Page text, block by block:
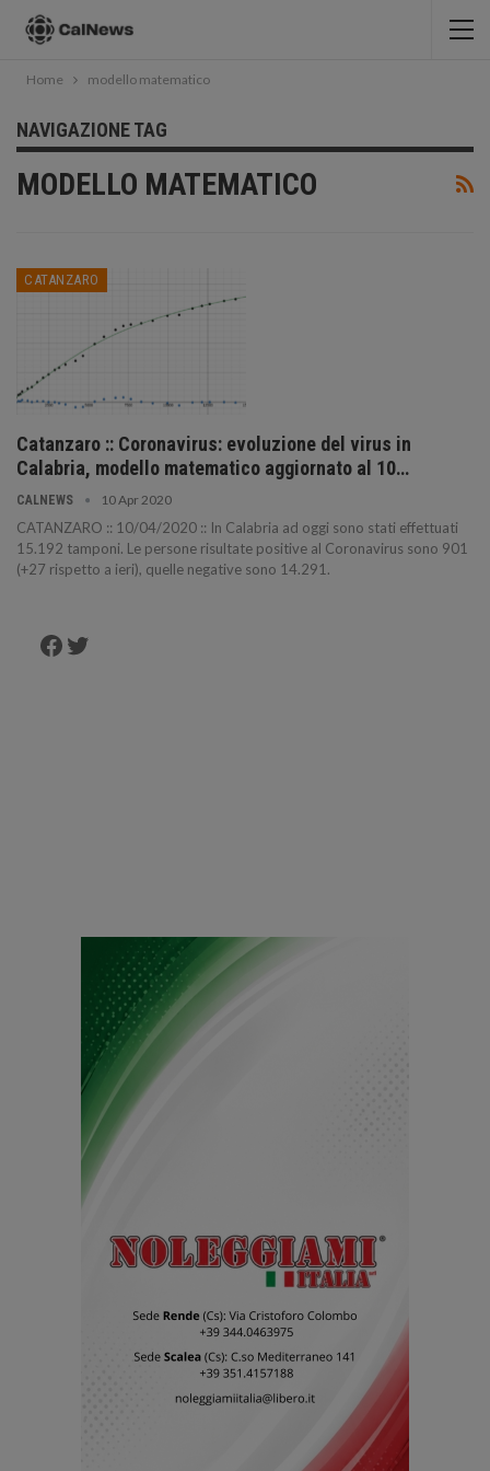
Home modello matematico
NAVIGAZIONE TAG
MODELLO MATEMATICO
CATANZARO
Catanzaro :: Coronavirus: evoluzione del virus in
Calabria, modello matematico aggiornato al 10…
CALNEWS 10 Apr 2020
CATANZARO :: 10/04/2020 :: In Calabria ad oggi sono stati effettuati
15.192 tamponi. Le persone risultate positive al Coronavirus sono 901
(+27 rispetto a ieri), quelle negative sono 14.291.
Facebook
Twitter